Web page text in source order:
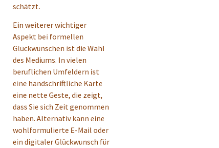
schätzt.
Ein weiterer wichtiger
Aspekt bei formellen
Glückwünschen ist die Wahl
des Mediums. In vielen
beruflichen Umfeldern ist
eine handschriftliche Karte
eine nette Geste, die zeigt,
dass Sie sich Zeit genommen
haben. Alternativ kann eine
wohlformulierte E-Mail oder
ein digitaler Glückwunsch für